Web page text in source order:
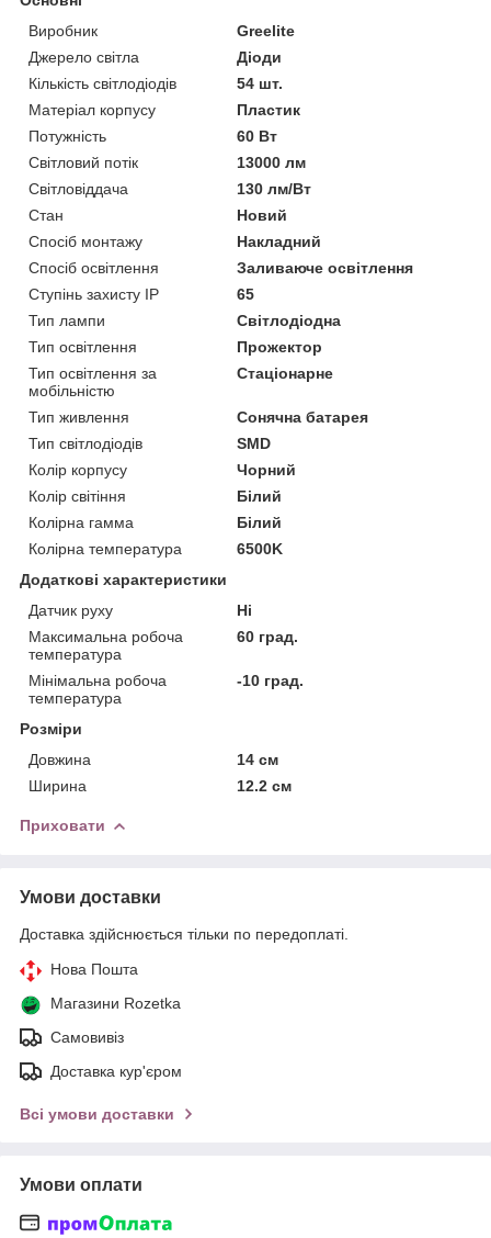
Виробник
Greelite
Джерело світла
Діоди
Кількість світлодіодів
54 шт.
Матеріал корпусу
Пластик
Потужність
60 Вт
Світловий потік
13000 лм
Світловіддача
130 лм/Вт
Стан
Новий
Спосіб монтажу
Накладний
Спосіб освітлення
Заливаюче освітлення
Ступінь захисту IP
65
Тип лампи
Світлодіодна
Тип освітлення
Прожектор
Тип освітлення за
мобільністю
Стаціонарне
Тип живлення
Сонячна батарея
Тип світлодіодів
SMD
Колір корпусу
Чорний
Колір світіння
Білий
Колірна гамма
Білий
Колірна температура
6500K
Додаткові характеристики
Датчик руху
Ні
Максимальна робоча
температура
60 град.
Мінімальна робоча
температура
-10 град.
Розміри
Довжина
14 см
Ширина
12.2 см
Приховати
Умови доставки
Доставка здійснюється тільки по передоплаті.
Нова Пошта
Магазини Rozetka
Самовивіз
Доставка кур'єром
Всі умови доставки
Умови оплати